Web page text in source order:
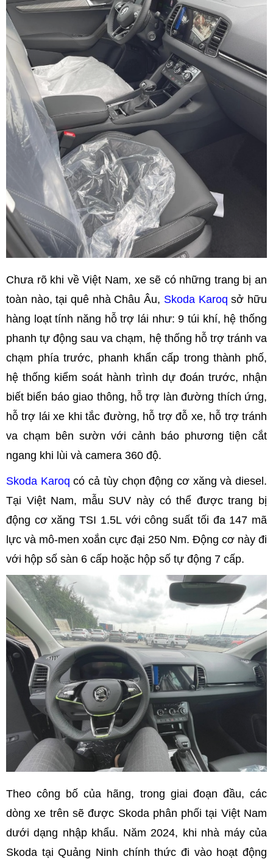
Chưa rõ khi về Việt Nam, xe sẽ có những trang bị an
toàn nào, tại quê nhà Châu Âu, Skoda Karoq sở hữu
hàng loạt tính năng hỗ trợ lái như: 9 túi khí, hệ thống
phanh tự động sau va chạm, hệ thống hỗ trợ tránh va
chạm phía trước, phanh khẩn cấp trong thành phố,
hệ thống kiểm soát hành trình dự đoán trước, nhận
biết biển báo giao thông, hỗ trợ làn đường thích ứng,
hỗ trợ lái xe khi tắc đường, hỗ trợ đỗ xe, hỗ trợ tránh
va chạm bên sườn với cảnh báo phương tiện cắt
ngang khi lùi và camera 360 độ.
Skoda Karoq có cả tùy chọn động cơ xăng và diesel.
Tại Việt Nam, mẫu SUV này có thể được trang bị
động cơ xăng TSI 1.5L với công suất tối đa 147 mã
lực và mô-men xoắn cực đại 250 Nm. Động cơ này đi
với hộp số sàn 6 cấp hoặc hộp số tự động 7 cấp.
Theo công bố của hãng, trong giai đoạn đầu, các
dòng xe trên sẽ được Skoda phân phối tại Việt Nam
dưới dạng nhập khẩu. Năm 2024, khi nhà máy của
Skoda tại Quảng Ninh chính thức đi vào hoạt động